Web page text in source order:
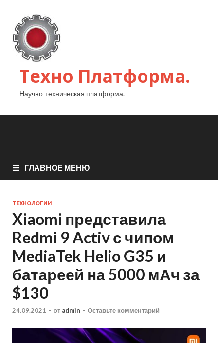
Техно Платформа.
Научно-техническая платформа.
ГЛАВНОЕ МЕНЮ
ТЕХНОЛОГИИ
Xiaomi представила
Redmi 9 Activ с чипом
MediaTek Helio G35 и
батареей на 5000 мАч за
$130
24.09.2021 - от admin - Оставьте комментарий